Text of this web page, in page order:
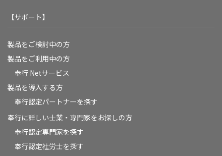
【サポート】
製品をご検討中の方
製品をご利用中の方
奉行 Netサービス
製品を導入する方
奉行認定パートナーを探す
奉行に詳しい士業・専門家をお探しの方
奉行認定専門家を探す
奉行認定社労士を探す